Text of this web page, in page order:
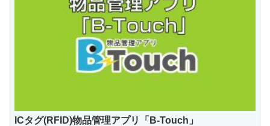
ICタグ(RFID)物品管理アプリ「B-Touch」